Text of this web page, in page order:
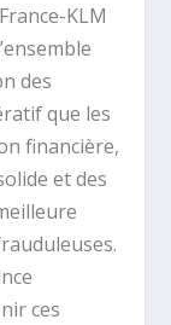
KLM
des
que les
financière,
et des
ces